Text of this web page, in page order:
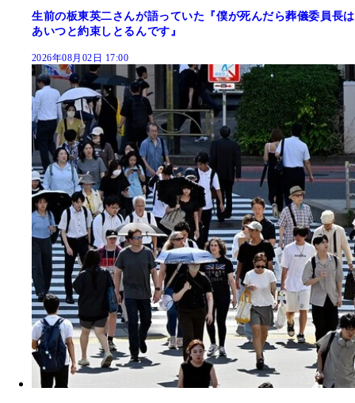
生前の板東英二さんが語っていた『僕が死んだら葬儀委員長は
あいつと約束しとるんです』
2026年08月02日 17:00